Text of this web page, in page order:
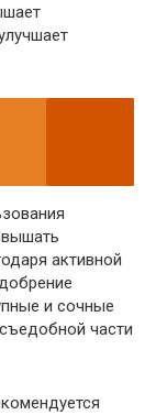
активной
и сочные
части